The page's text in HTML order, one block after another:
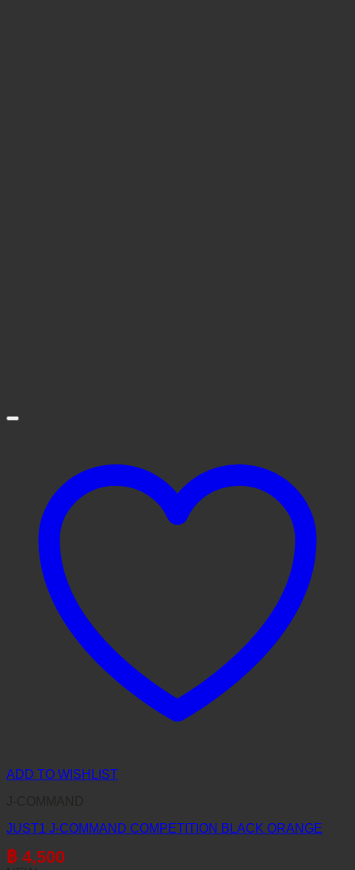
ADD TO WISHLIST
JUST1 J-COMMAND COMPETITION BLACK ORANGE
฿ 4,500